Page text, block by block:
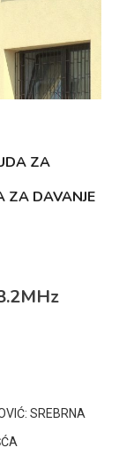
ZA
ZA DAVANJE
SREBRNA